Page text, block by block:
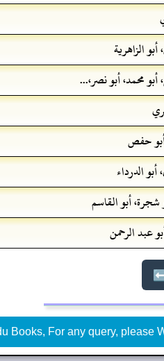
الزاهرية
محمد، أبو نصر،...
حفص
الدرداء
أبو القاسم
عبد الرحمن
Books, For any query, please